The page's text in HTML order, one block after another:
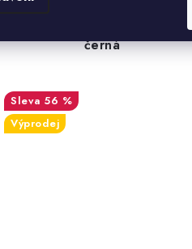
černá
56 %
Výprodej